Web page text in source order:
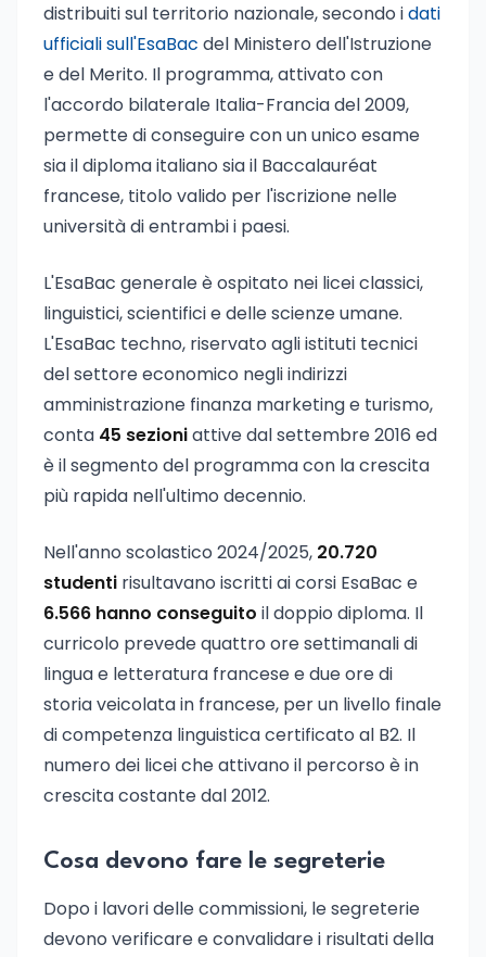
distribuiti sul territorio nazionale, secondo idati
ufficiali sull'EsaBac del Ministero dell'Istruzione
e del Merito. Il programma, attivato con
l'accordo bilaterale Italia-Francia del 2009,
permette di conseguire con un unico esame
sia il diploma italiano sia il Baccalauréat
francese, titolo valido per l'iscrizione nelle
università di entrambi i paesi.
L'EsaBac generale è ospitato nei licei classici,
linguistici, scientifici e delle scienze umane.
L'EsaBac techno, riservato agli istituti tecnici
del settore economico negli indirizzi
amministrazione finanza marketing e turismo,
conta 45 sezioniattive dal settembre 2016 ed
è il segmento del programma con la crescita
più rapida nell'ultimo decennio.
Nell'anno scolastico 2024/2025, 20.720
studenti risultavano iscritti ai corsi EsaBac e
6.566 hanno conseguito il doppio diploma. Il
curricolo prevede quattro ore settimanali di
lingua e letteratura francese e due ore di
storia veicolata in francese, per un livello finale
di competenza linguistica certificato al B2. Il
numero dei licei che attivano il percorso è in
crescita costante dal 2012.
Cosa devono fare le segreterie
Dopo i lavori delle commissioni, le segreterie
devono verificare e convalidare i risultati della